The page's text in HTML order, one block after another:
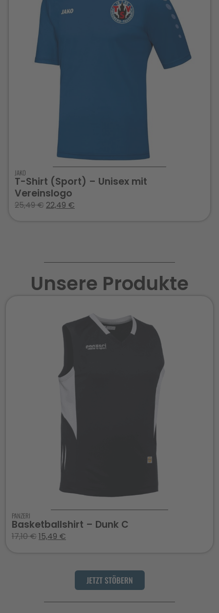
JAKO
T-Shirt (Sport) – Unisex mit
Vereinslogo
25,49€ 22,49 €
Unsere Produkte
PANZERI
Basketballshirt – Dunk C
17,10€15,49 €
JETZT STÖBERN